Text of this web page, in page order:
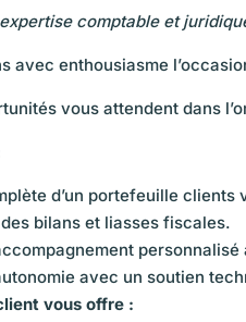
expertise comptableet
avec enthousiasme
vous attendent dans
d’un portefeuille clients
bilans et liasses fiscales.
avec un soutien
vous offre :